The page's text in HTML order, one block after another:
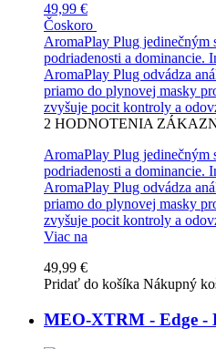
49,99 €
Čoskoro
AromaPlay Plug jedinečným
podriadenosti a dominancie.
AromaPlay Plug odvádza
priamo do plynovej masky
zvyšuje pocit kontroly a
2 HODNOTENIA
AromaPlay Plug jedinečným
podriadenosti a dominancie.
AromaPlay Plug odvádza
priamo do plynovej masky
zvyšuje pocit kontroly a
Viac na
49,99 €
Pridať do košíka Nákupný
MEO-XTRM - Edge -